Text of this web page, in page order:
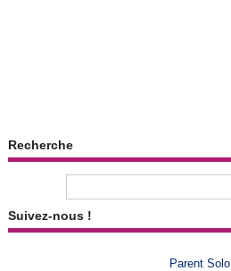
Recherche
Suivez-nous !
Parent Solo